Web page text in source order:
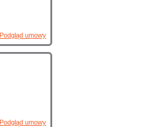
Podgląd umowy
Podgląd umowy